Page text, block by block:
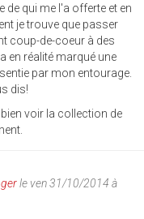
qui me l'a offerte et en
je trouve que passer
coup-de-coeur à des
en réalité marqué une
par mon entourage.
dis!
voir la collection de
le ven 31/10/2014 à